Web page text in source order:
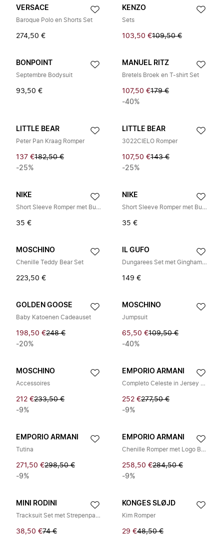
VERSACE
Baroque Polo en Shorts Set
274,50 €
KENZO
Sets
103,50 €109,50 €
BONPOINT
Septembre Bodysuit
93,50 €
MANUEL RITZ
Bretels Broek en T-shirt Set
107,50 €179 €
-40%
LITTLE BEAR
Peter Pan Kraag Romper
137 €182,50 €
-25%
LITTLE BEAR
3022CIELO Romper
107,50 €143 €
-25%
NIKE
Short Sleeve Romper met Bucket Hat
35 €
NIKE
Short Sleeve Romper met Bucket Hat
35 €
MOSCHINO
Chenille Teddy Bear Set
223,50 €
IL GUFO
Dungarees Set met Ginghamruit
149 €
GOLDEN GOOSE
Baby Katoenen Cadeauset
198,50 €248 €
-20%
MOSCHINO
Jumpsuit
65,50 €109,50 €
-40%
MOSCHINO
Accessoires
212 €233,50 €
-9%
EMPORIO ARMANI
Completo Celeste in Jersey di Cotone
252 €277,50 €
-9%
EMPORIO ARMANI
Tutina
271,50 €298,50 €
-9%
EMPORIO ARMANI
Chenille Romper met Logo Borduurwerk
258,50 €284,50 €
-9%
MINI RODINI
Tracksuit Set met Strepenpatroon
38,50 €74 €
KONGES SLØJD
Kim Romper
29 €48,50 €